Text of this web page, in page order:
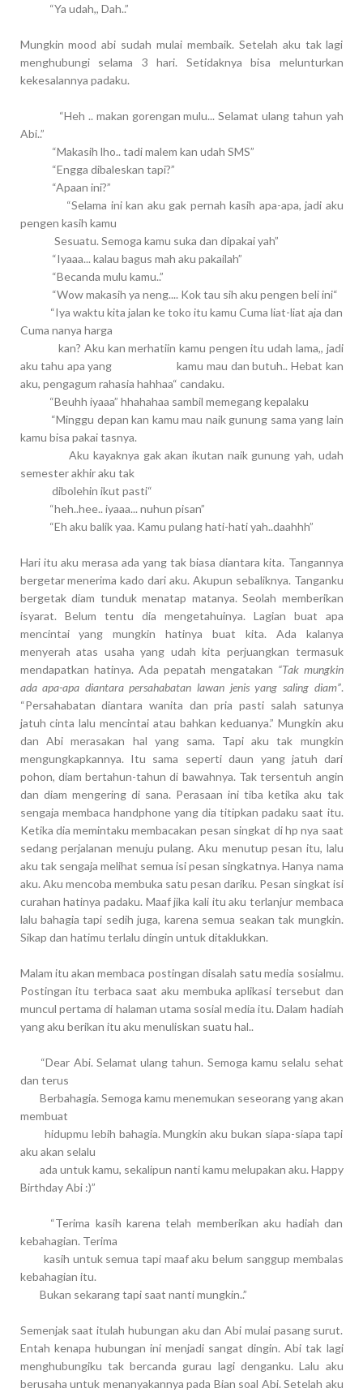
“Ya udah,, Dah..”
Mungkin mood abi sudah mulai membaik. Setelah aku tak lagi
menghubungi selama 3 hari. Setidaknya bisa melunturkan
kekesalannya padaku.
“Heh .. makan gorengan mulu... Selamat ulang tahun yah
Abi..”
“Makasih lho.. tadi malem kan udah SMS”
“Engga dibaleskan tapi?”
“Apaan ini?”
“Selama ini kan aku gak pernah kasih apa-apa, jadi aku
pengen kasih kamu
Sesuatu. Semoga kamu suka dan dipakai yah”
“Iyaaa... kalau bagus mah aku pakailah”
“Becanda mulu kamu..”
“Wow makasih ya neng.... Kok tau sih aku pengen beli ini“
“Iya waktu kita jalan ke toko itu kamu Cuma liat-liat aja dan
Cuma nanya harga
kan? Aku kan merhatiin kamu pengen itu udah lama,, jadi
aku tahu apa yang kamu mau dan butuh.. Hebat kan
aku, pengagum rahasia hahhaa“ candaku.
“Beuhh iyaaa” hhahahaa sambil memegang kepalaku
“Minggu depan kan kamu mau naik gunung sama yang lain
kamu bisa pakai tasnya.
Aku kayaknya gak akan ikutan naik gunung yah, udah
semester akhir aku tak
dibolehin ikut pasti“
“heh..hee.. iyaaa... nuhun pisan”
“Eh aku balik yaa. Kamu pulang hati-hati yah..daahhh”
Hari itu aku merasa ada yang tak biasa diantara kita. Tangannya
bergetar menerima kado dari aku. Akupun sebaliknya. Tanganku
bergetak diam tunduk menatap matanya. Seolah memberikan
isyarat. Belum tentu dia mengetahuinya. Lagian buat apa
mencintai yang mungkin hatinya buat kita. Ada kalanya
menyerah atas usaha yang udah kita perjuangkan termasuk
mendapatkan hatinya. Ada pepatah mengatakan “Tak mungkin
ada apa-apa diantara persahabatan lawan jenis yang saling diam”.
“Persahabatan diantara wanita dan pria pasti salah satunya
jatuh cinta lalu mencintai atau bahkan keduanya.” Mungkin aku
dan Abi merasakan hal yang sama. Tapi aku tak mungkin
mengungkapkannya. Itu sama seperti daun yang jatuh dari
pohon, diam bertahun-tahun di bawahnya. Tak tersentuh angin
dan diam mengering di sana. Perasaan ini tiba ketika aku tak
sengaja membaca handphone yang dia titipkan padaku saat itu.
Ketika dia memintaku membacakan pesan singkat di hp nya saat
sedang perjalanan menuju pulang. Aku menutup pesan itu, lalu
aku tak sengaja melihat semua isi pesan singkatnya. Hanya nama
aku. Aku mencoba membuka satu pesan dariku. Pesan singkat isi
curahan hatinya padaku. Maaf jika kali itu aku terlanjur membaca
lalu bahagia tapi sedih juga, karena semua seakan tak mungkin.
Sikap dan hatimu terlalu dingin untuk ditaklukkan.
Malam itu akan membaca postingan disalah satu media sosialmu.
Postingan itu terbaca saat aku membuka aplikasi tersebut dan
muncul pertama di halaman utama sosial media itu. Dalam hadiah
yang aku berikan itu aku menuliskan suatu hal..
“Dear Abi. Selamat ulang tahun. Semoga kamu selalu sehat
dan terus
Berbahagia. Semoga kamu menemukan seseorang yang akan
membuat
hidupmu lebih bahagia. Mungkin aku bukan siapa-siapa tapi
aku akan selalu
ada untuk kamu, sekalipun nanti kamu melupakan aku. Happy
Birthday Abi :)”
“Terima kasih karena telah memberikan aku hadiah dan
kebahagian. Terima
kasih untuk semua tapi maaf aku belum sanggup membalas
kebahagian itu.
Bukan sekarang tapi saat nanti mungkin..”
Semenjak saat itulah hubungan aku dan Abi mulai pasang surut.
Entah kenapa hubungan ini menjadi sangat dingin. Abi tak lagi
menghubungiku tak bercanda gurau lagi denganku. Lalu aku
berusaha untuk menanyakannya pada Bian soal Abi. Setelah aku